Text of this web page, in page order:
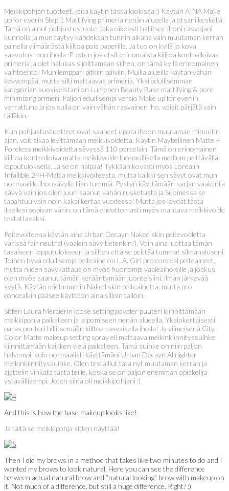
Meikkipohjan tuotteet, joita käytin tässä lookissa :) Käytän AINA Make
up for everin Step 1 Mattifying primeria nenän alueella ja otsani keskellä.
Tämä on ainut pohjustustuote, joka oikeasti hallitsee ihoni rasvojani
kunnolla ja mun täytyy kahdeksan tunnin aikana vain muutaman kerran
painella ylimäärästä kiiltoa pois paperilla. Ja tuo on kyllä jo kova
saavutus mun iholla :P Joten jos etsit erinomaista kiiltoa kontrolloivaa
primeria ja olet halukas sijoittamaan siihen, on tämä kyllä erinomainen
vaihtoehto! Mun lemppari pitkiin päiviin. Muilla alueilla käytän vähän
kevyempää, mutta silti mattaavaa primeria. Yksi edullisemman
kategorian suosikeistani on Lumenen Beauty Base mattifying & pore
minimizing primeri. Paljon edullisempi versio Make up for everiin
verrattuna ja jos sulla on vain vähän rasvainen iho, voisit pärjätä vain
tälläkin.
Kun pohjustustuotteet ovat saaneet upota ihoon muutaman minuutin
ajan, voit alkaa levittämään meikkivoidetta. Käytin Maybellinen Matte +
Poreless meikkivoidetta sävyssä 110 porcelain. Tämä on erinomainen
kiiltoa kontrolloiva matta meikkivoide luonnollisella medium peittävällä
lopputuloksella. Ja se on halpaa! Tykkään kovasti myös Lorealin
Infallible 24H-Matta meikkivoiteesta, mutta kaikki sen sävyt ovat mun
normaalille ihonsävylle liian tummia. Pystyn käyttämään sarjan vaaleinta
sävyä vain jos olen juuri saanut vähän rusketusta ja Suomessa se
tapahtuu vain noin kaksi kertaa vuodessa! Mutta jos löydät tästä
itsellesi sopivan värin, on tämä ehdottomasti myös mahtava meikkivoide
testattavaksi.
Peitevoiteena käytän aina Urban Decayn Naked skin peitevoidetta
värissä fair neutral (vaalein sävy tietenkin!). Voin aina luottaa tämän
tasaiseen lopputulokseen ja siihen että se peittää tummat silmänaluseni.
Toinen hyvä edullisempi peiteaine on L.A. Girl pro conceal peiteaineet,
mutta niiden sävykattaus on myös huonompi vaaleaihoisille ja joskus
olen myös saanut tämän kerääntymään juonteisiini, ilman järkevää
syytä. Käytän mieluummin Naked skin peiteainetta, mutta pro
concealkin pääsee käyttöön aina silloin tällöin.
Sitten Laura Mercierin loose setting powder puuteri kiinnittämään
meikkipohja paikalleen ja leipomiseen nenän alueella. Yksinkertaisesti
paras puuteri hillitsemään kiiltoa rasvaisella iholla! Ja viimeisenä City
Color Matte makeup setting spray eli mattaava meikinkiinnityssuihke
kiinnittämään kaikken vielä paikalleen. Tämä suihke on niin paljon
halvempi, kuin normaalisti käyttämäni Urban Decayn Allnighter
meikinkiinnityssuihke. Olen testaillut tätä nyt muutaman kerran ja
ajattelin vinkata tästä teille, koska se on paljon enemmän opiskelija
ystävällisempi. Joten siinä oli meikkipohjani :)
And this is how the base makeup looks like!
Ja tältä se meikkipohja sitten näyttää!
Then I did my brows in a method that takes like two minutes to do and I
wanted my brows to look natural. Here you can see the difference
between actual natural brow and “natural looking” brow with makeup on
it. Not much of a difference, but still a huge difference. Right? :)